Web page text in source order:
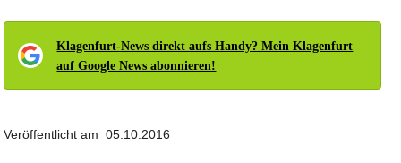
Klagenfurt-News direkt aufs Handy? Mein Klagenfurt
auf Google News abonnieren!
Veröffentlicht am 05.10.2016